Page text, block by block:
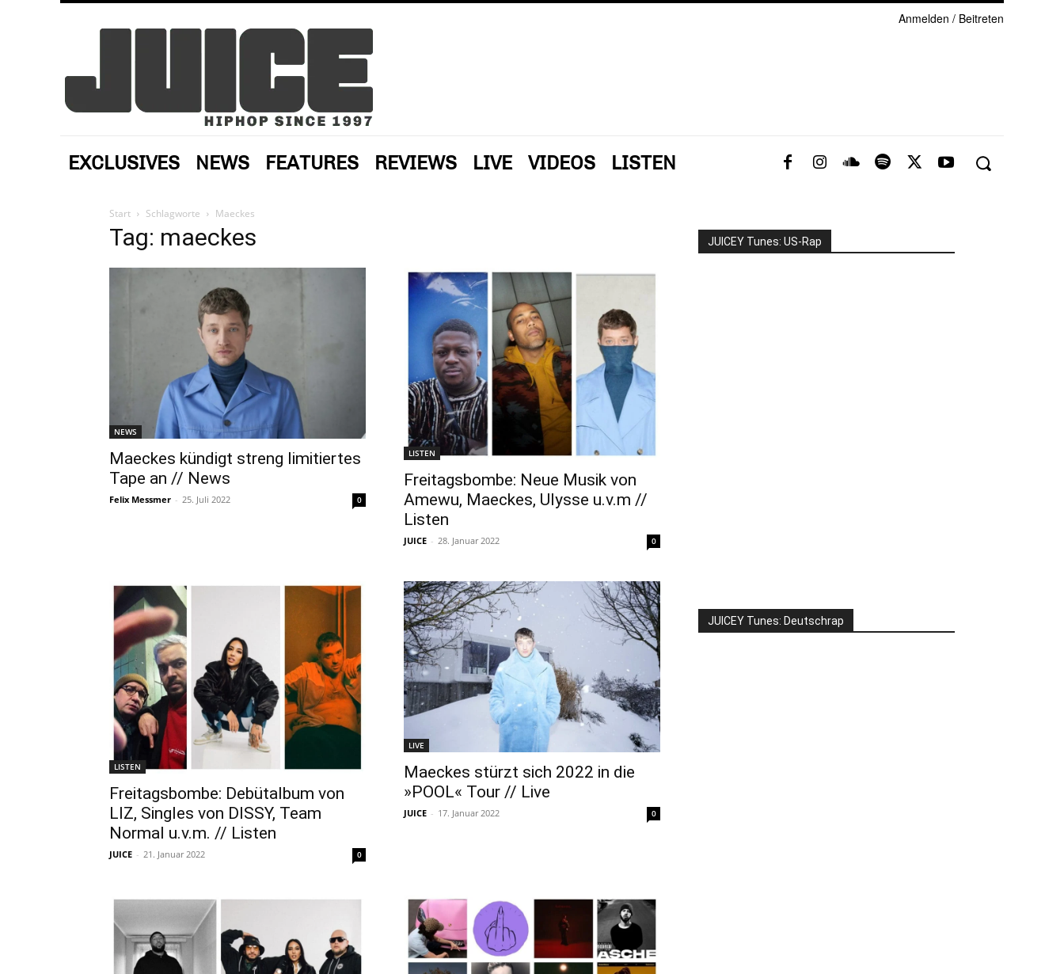
Anmelden / Beitreten
EXCLUSIVES NEWS FEATURES REVIEWS LIVE VIDEOS LISTEN
Start Schlagworte Maeckes
Tag: maeckes
NEWS
Maeckes kündigt streng limitiertes
Tape an // News
Felix Messmer - 25. Juli 2022 0
LISTEN
Freitagsbombe: Neue Musik von
Amewu, Maeckes, Ulysse u.v.m //
Listen
JUICE - 28. Januar 2022 0
LISTEN
Freitagsbombe: Debütalbum von
LIZ, Singles von DISSY, Team
Normal u.v.m. // Listen
JUICE - 21. Januar 2022 0
LIVE
Maeckes stürzt sich 2022 in die
»POOL« Tour // Live
JUICE - 17. Januar 2022 0
JUICEY Tunes: US-Rap
JUICEY Tunes: Deutschrap